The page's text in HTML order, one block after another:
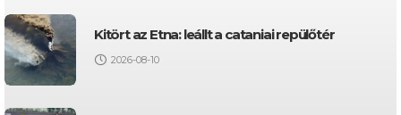
Kitört az Etna: leállt a cataniai repülőtér
2026-08-10